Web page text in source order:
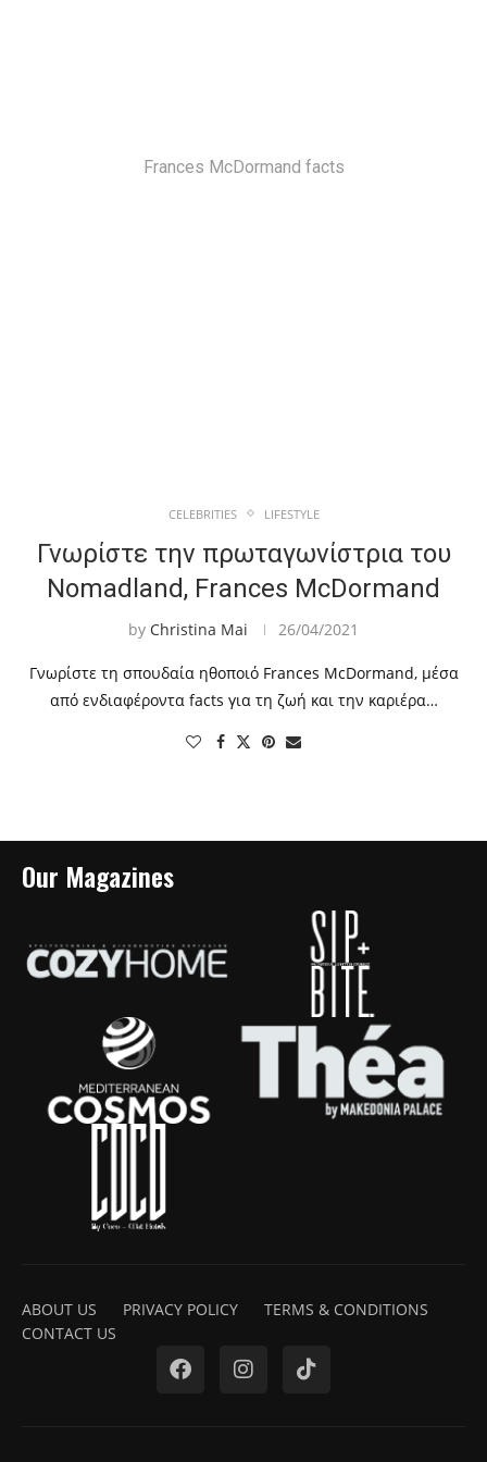
Frances McDormand facts
CELEBRITIES LIFESTYLE
Γνωρίστε την πρωταγωνίστρια του
Nomadland, Frances McDormand
by Christina Mai 26/04/2021
Γνωρίστε τη σπουδαία ηθοποιό Frances McDormand, μέσα
από ενδιαφέροντα facts για τη ζωή και την καριέρα…
Our Magazines
ABOUT US PRIVACY POLICY
TERMS & CONDITIONS
CONTACT US